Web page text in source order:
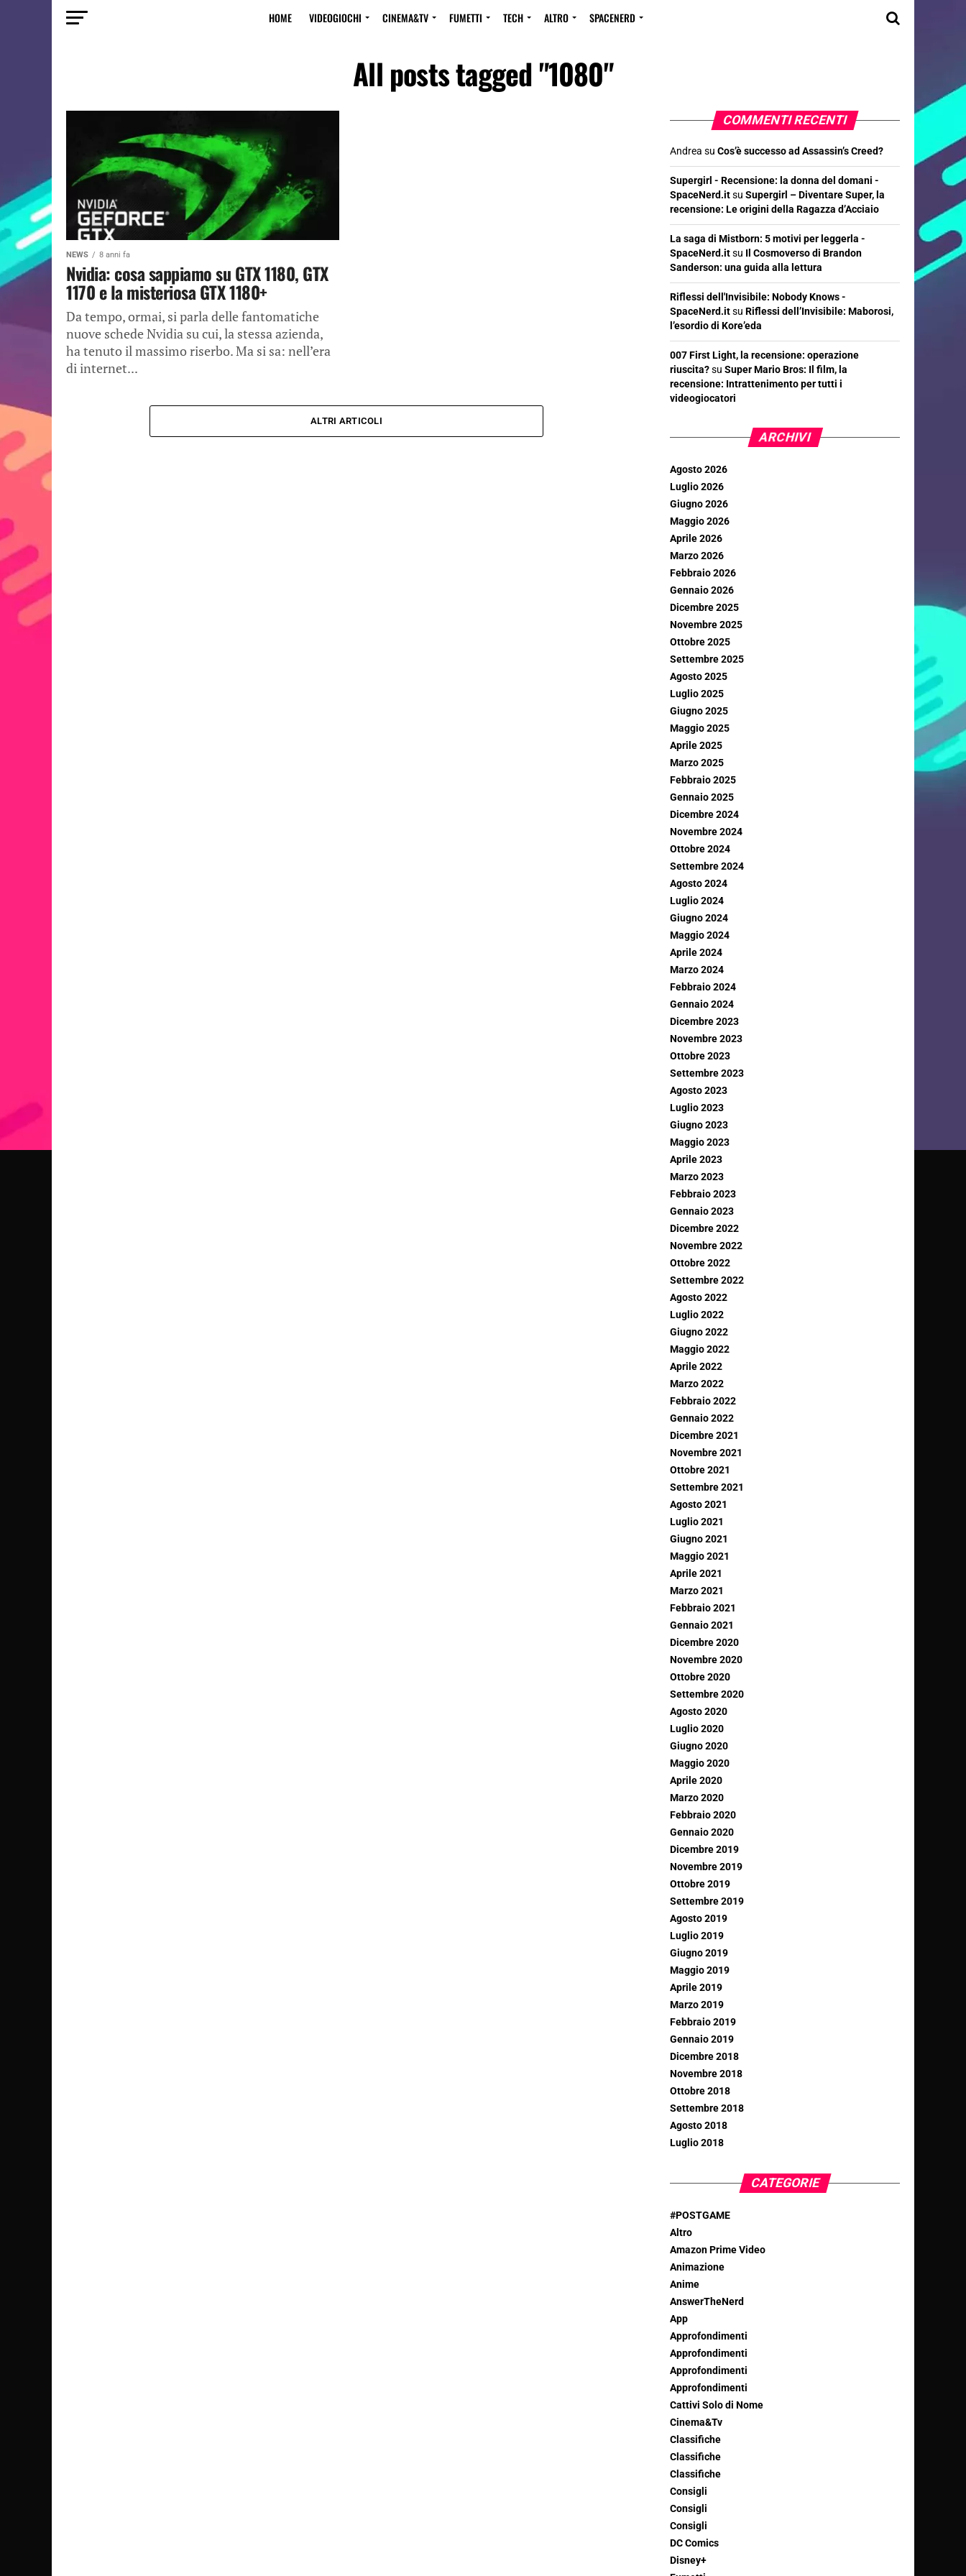
HOME VIDEOGIOCHI CINEMA&TV FUMETTI TECH ALTRO SPACENERD
All posts tagged "1080"
NEWS 8 anni fa
Nvidia: cosa sappiamo su GTX 1180, GTX
1170 e la misteriosa GTX 1180+
Da tempo, ormai, si parla delle fantomatiche
nuove schede Nvidia su cui, la stessa azienda,
ha tenuto il massimo riserbo. Ma si sa: nell’era
di internet...
ALTRI ARTICOLI
COMMENTI RECENTI
Andrea su Cos’è successo ad Assassin’s Creed?
Supergirl - Recensione: la donna del domani -
SpaceNerd.itsu Supergirl – Diventare Super, la
recensione: Le origini della Ragazza d’Acciaio
La saga di Mistborn: 5 motivi per leggerla -
SpaceNerd.itsu Il Cosmoverso di Brandon
Sanderson: una guida alla lettura
Riflessi dell'Invisibile: Nobody Knows -
SpaceNerd.itsu Riflessi dell’Invisibile: Maborosi,
l’esordio di Kore’eda
007 First Light, la recensione: operazione
riuscita?su Super Mario Bros: Il film, la
recensione: Intrattenimento per tutti i
videogiocatori
ARCHIVI
Agosto 2026
Luglio 2026
Giugno 2026
Maggio 2026
Aprile 2026
Marzo 2026
Febbraio 2026
Gennaio 2026
Dicembre 2025
Novembre 2025
Ottobre 2025
Settembre 2025
Agosto 2025
Luglio 2025
Giugno 2025
Maggio 2025
Aprile 2025
Marzo 2025
Febbraio 2025
Gennaio 2025
Dicembre 2024
Novembre 2024
Ottobre 2024
Settembre 2024
Agosto 2024
Luglio 2024
Giugno 2024
Maggio 2024
Aprile 2024
Marzo 2024
Febbraio 2024
Gennaio 2024
Dicembre 2023
Novembre 2023
Ottobre 2023
Settembre 2023
Agosto 2023
Luglio 2023
Giugno 2023
Maggio 2023
Aprile 2023
Marzo 2023
Febbraio 2023
Gennaio 2023
Dicembre 2022
Novembre 2022
Ottobre 2022
Settembre 2022
Agosto 2022
Luglio 2022
Giugno 2022
Maggio 2022
Aprile 2022
Marzo 2022
Febbraio 2022
Gennaio 2022
Dicembre 2021
Novembre 2021
Ottobre 2021
Settembre 2021
Agosto 2021
Luglio 2021
Giugno 2021
Maggio 2021
Aprile 2021
Marzo 2021
Febbraio 2021
Gennaio 2021
Dicembre 2020
Novembre 2020
Ottobre 2020
Settembre 2020
Agosto 2020
Luglio 2020
Giugno 2020
Maggio 2020
Aprile 2020
Marzo 2020
Febbraio 2020
Gennaio 2020
Dicembre 2019
Novembre 2019
Ottobre 2019
Settembre 2019
Agosto 2019
Luglio 2019
Giugno 2019
Maggio 2019
Aprile 2019
Marzo 2019
Febbraio 2019
Gennaio 2019
Dicembre 2018
Novembre 2018
Ottobre 2018
Settembre 2018
Agosto 2018
Luglio 2018
CATEGORIE
#POSTGAME
Altro
Amazon Prime Video
Animazione
Anime
AnswerTheNerd
App
Approfondimenti
Approfondimenti
Approfondimenti
Approfondimenti
Cattivi Solo di Nome
Cinema&Tv
Classifiche
Classifiche
Classifiche
Consigli
Consigli
Consigli
DC Comics
Disney+